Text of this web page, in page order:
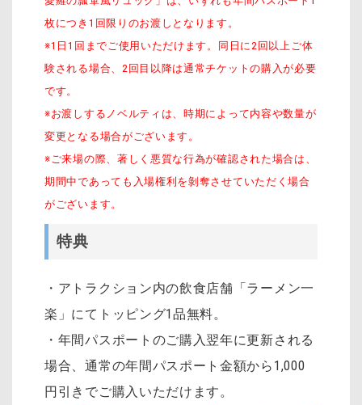
枚につき1回限りのお渡しとなります。
※1日1回までご使用いただけます。同日に2回以上ご体
験される場合、2回目以降は通常チケットの購入が必要
です。
※お渡しするノベルティは、時期によって内容や数量が
変更となる場合がございます。
※ご来場の際、著しく悪質な行為が確認された場合は、
期間中であっても入場権利を剝奪させていただく場合
がございます。
特典
・アトラクション内の飲食店舗「ラーメン一
楽」にてトッピング1品無料。
・年間パスポートのご購入翌年に更新される
場合、通常の年間パスポート金額から1,000
円引きでご購入いただけます。